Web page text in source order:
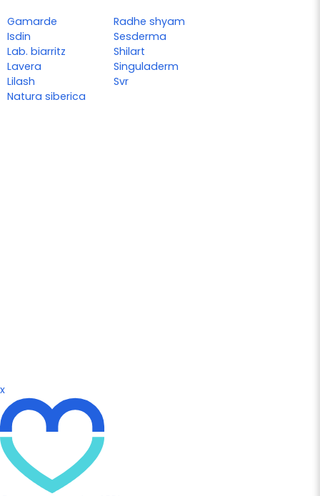
Gamarde
Isdin
Lab. biarritz
Lavera
Lilash
Natura siberica
Radhe shyam
Sesderma
Shilart
Singuladerm
Svr
x